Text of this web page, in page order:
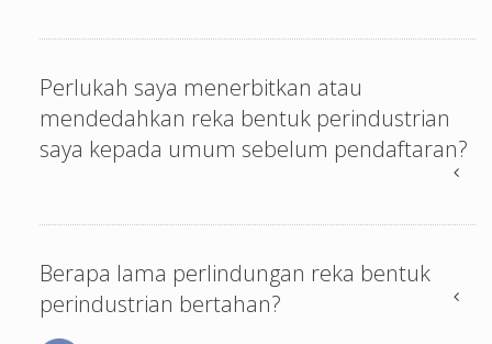
Perlukah saya menerbitkan atau
mendedahkan reka bentuk perindustrian
saya kepada umum sebelum pendaftaran?
Berapa lama perlindungan reka bentuk
perindustrian bertahan?